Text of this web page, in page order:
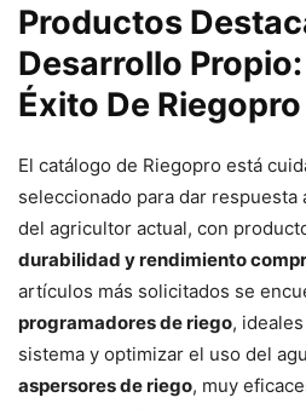
Productos
Desarrollo
Éxito De Riegopro
El catálogo de Riegopro está
seleccionado para dar respuesta
del agricultor actual, con
durabilidad y rendimiento
artículos más solicitados se
programadores de riego,
sistema y optimizar el uso del
aspersores de riego, muy